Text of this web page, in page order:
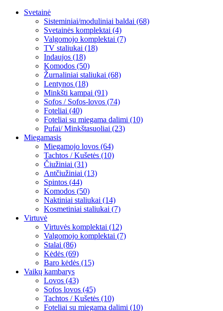
Svetainė
Sisteminiai/moduliniai baldai (68)
Svetainės komplektai (4)
Valgomojo komplektai (7)
TV staliukai (18)
Indaujos (18)
Komodos (50)
Žurnaliniai staliukai (68)
Lentynos (18)
Minkšti kampai (91)
Sofos / Sofos-lovos (74)
Foteliai (40)
Foteliai su miegama dalimi (10)
Pufai/ Minkštasuoliai (23)
Miegamasis
Miegamojo lovos (64)
Tachtos / Kušetės (10)
Čiužiniai (31)
Antčiužiniai (13)
Spintos (44)
Komodos (50)
Naktiniai staliukai (14)
Kosmetiniai staliukai (7)
Virtuvė
Virtuvės komplektai (12)
Valgomojo komplektai (7)
Stalai (86)
Kėdės (69)
Baro kėdės (15)
Vaikų kambarys
Lovos (43)
Sofos lovos (45)
Tachtos / Kušetės (10)
Foteliai su miegama dalimi (10)